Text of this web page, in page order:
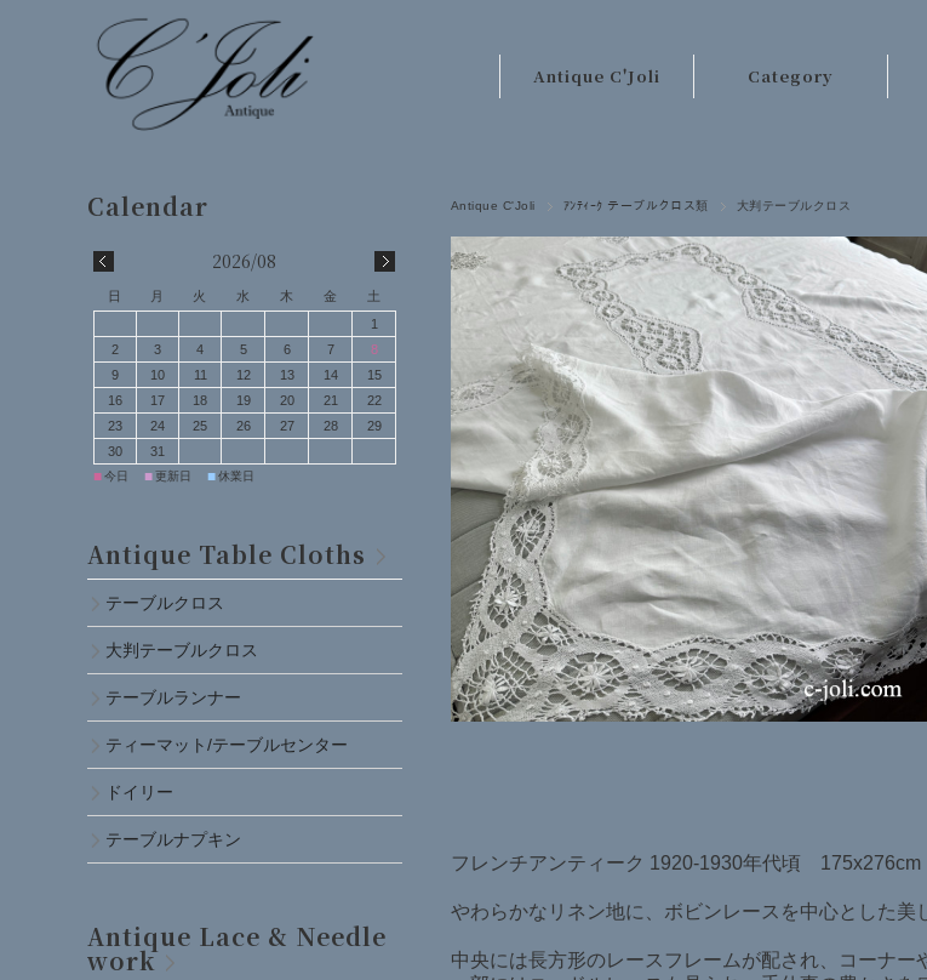
Antique C'Joli
お客様の声
お問い合わせ
Category
レース・刺繍
手芸材料
キッチンクロス類
ベッドリネン類
カーテン・ラグ類
ファッション
その他
日本在庫商品
SOLD ITEMS
Antique C'Joli ｱﾝﾃｨｰｸ テーブルクロス類 大判テーブルクロス
フレンチアンティーク 1920-1930年代頃 175x276cm
やわらかなリネン地に、ボビンレースを中心とした美
中央には長方形のレースフレームが配され、コーナー
2026/08
日 月 火 水 木 金
土
1
2
3 4 5 6 7
8
9
10 11 12 13 14
15
16
17 18 19 20 21
22
23
24 25 26 27 28
29
30
31
■今日 ■更新日 ■休業日
Antique Table Cloths
テーブルクロス
大判テーブルクロス
テーブルランナー
ティーマット/テーブルセンター
ドイリー
テーブルナプキン
Antique Lace & Needle
work